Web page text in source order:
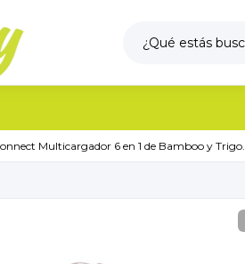
Multicargador 6 en 1 de Bamboo y Trigo.